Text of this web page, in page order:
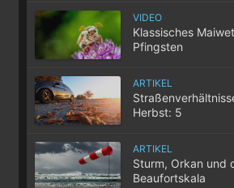
VIDEO
Klassisches
Pfingsten
ARTIKEL
Herbst: 5
ARTIKEL
Sturm, Orkan und
Beaufortskala